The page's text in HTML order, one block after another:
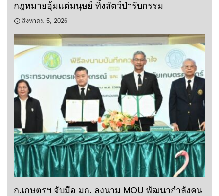
กฎหมายอุ้มแต่มนุษย์ ทิ้งสัตว์ป่ารับกรรม
สิงหาคม 5, 2026
ก.เกษตรฯ จับมือ มก. ลงนาม MOU พัฒนากำลังคน